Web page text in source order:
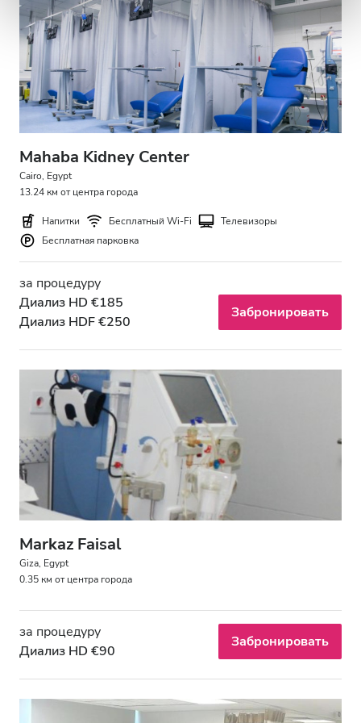
Mahaba Kidney Center
Cairo, Egypt
13.24 км от центра города
Напитки Бесплатный Wi-Fi
Телевизоры
Бесплатная парковка
за процедуру
Диализ HD €185
Диализ HDF €250
Забронировать
Markaz Faisal
Giza, Egypt
0.35 км от центра города
за процедуру
Диализ HD €90
Забронировать